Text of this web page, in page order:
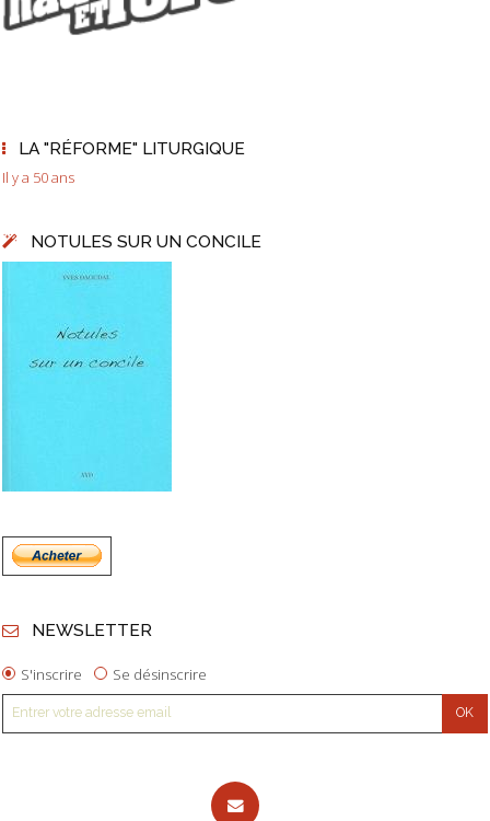
LA "RÉFORME" LITURGIQUE
Il y a 50 ans
NOTULES SUR UN CONCILE
NEWSLETTER
S'inscrire Se désinscrire